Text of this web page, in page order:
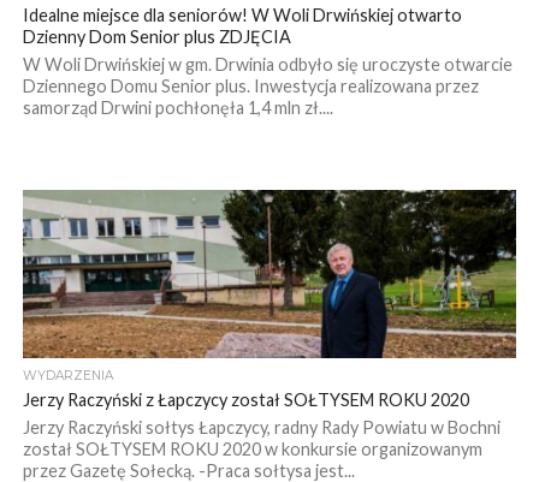
Idealne miejsce dla seniorów! W Woli Drwińskiej otwarto
Dzienny Dom Senior plus ZDJĘCIA
W Woli Drwińskiej w gm. Drwinia odbyło się uroczyste otwarcie
Dziennego Domu Senior plus. Inwestycja realizowana przez
samorząd Drwini pochłonęła 1,4 mln zł....
WYDARZENIA
Jerzy Raczyński z Łapczycy został SOŁTYSEM ROKU 2020
Jerzy Raczyński sołtys Łapczycy, radny Rady Powiatu w Bochni
został SOŁTYSEM ROKU 2020 w konkursie organizowanym
przez Gazetę Sołecką. -Praca sołtysa jest...